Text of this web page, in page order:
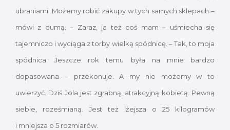
ubraniami. Możemy robić zakupy w tych samych sklepach –
mówi z dumą. – Zaraz, ja też coś mam – uśmiecha się
tajemniczo i wyciąga z torby wielką spódnicę. – Tak, to moja
spódnica. Jeszcze rok temu była na mnie bardzo
dopasowana – przekonuje. A my nie możemy w to
uwierzyć. Dziś Jola jest zgrabną, atrakcyjną kobietą. Pewną
siebie, roześmianą. Jest też lżejsza o 25 kilogramów
i mniejsza o 5 rozmiarów.